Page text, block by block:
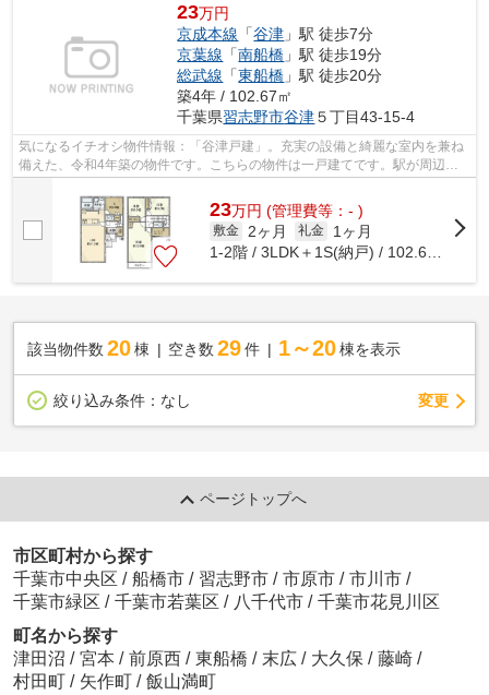
23万円
京成本線 「谷津 」駅 徒歩7分
京葉線 「南船橋 」駅 徒歩19分
総武線 「東船橋 」駅 徒歩20分
築4年 / 102.67㎡
千葉県習志野市谷津５丁目43-15-4
気になるイチオシ物件情報：「谷津戸建」。充実の設備と綺麗な室内を兼ね
備えた、令和4年築の物件です。こちらの物件は一戸建てです。駅が周辺に2
23万円 (管理費等：- )
敷金 2ヶ月 礼金
1ヶ月
該当物件数 20棟 空き数 29 件 1～20 棟を表示
絞り込み条件： なし 変更
ページトップへ
市区町村から探す
千葉市中央区 / 船橋市 / 習志野市 / 市原市 / 市川市 /
千葉市緑区 / 千葉市若葉区 / 八千代市 / 千葉市花見川区
町名から探す
津田沼 / 宮本 / 前原西 / 東船橋 / 末広 / 大久保 / 藤崎 /
村田町 / 矢作町 / 飯山満町